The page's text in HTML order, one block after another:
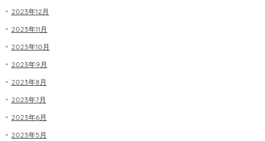
2023年12月
2023年11月
2023年10月
2023年9月
2023年8月
2023年7月
2023年6月
2023年5月